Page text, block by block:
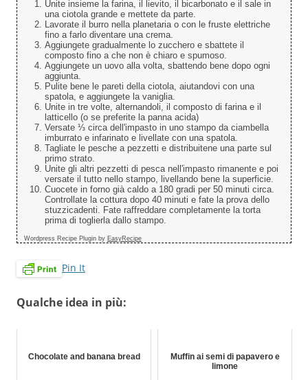
Unite insieme la farina, il lievito, il bicarbonato e il sale in
una ciotola grande e mettete da parte.
Lavorate il burro nella planetaria o con le fruste elettriche
fino a farlo diventare una crema.
Aggiungete gradualmente lo zucchero e sbattete il
composto fino a che non è chiaro e spumoso.
Aggiungete un uovo alla volta, sbattendo bene dopo ogni
aggiunta.
Pulite bene le pareti della ciotola, aiutandovi con una
spatola, e aggiungete la vaniglia.
Unite in tre volte, alternandoli, il composto di farina e il
latticello (o se preferite la panna acida)
Versate ⅓ circa dell'impasto in uno stampo da ciambella
imburrato e infarinato e livellate con una spatola.
Tagliate le pesche a pezzetti e distribuitene una parte sul
primo strato.
Unite gli altri pezzetti di pesca nell'impasto rimanente e poi
versate il tutto nello stampo, livellando bene la superficie.
Cuocete in forno già caldo a 180 gradi per 50 minuti circa.
Controllate la cottura dopo 40 minuti e fate la prova dello
stuzzicadenti. Fate raffreddare completamente la torta
prima di toglierla dallo stampo.
Wordpress Recipe Plugin by EasyRecipe
Pin It
Qualche idea in più:
Chocolate and banana bread
Muffin ai semi di papavero e
limone